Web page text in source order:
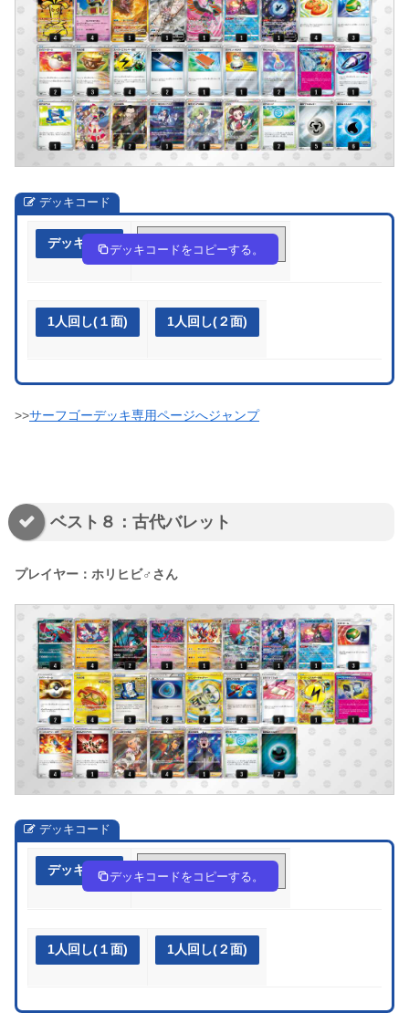
デッキコード
デッキ作成 FVvfd5-8i6cyc-kkvVVk
デッキコードをコピーする。
1人回し(１面) 1人回し(２面)
>>サーフゴーデッキ専用ページへジャンプ
ベスト８：古代バレット
プレイヤー：ホリヒビ♂さん
デッキコード
デッキ作成 QLHnnL-yCNrBt-nnnnLn
デッキコードをコピーする。
1人回し(１面) 1人回し(２面)